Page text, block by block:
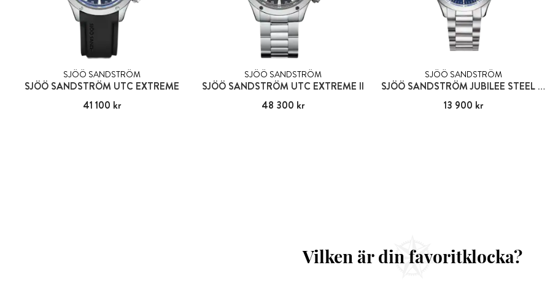
SJÖÖ SANDSTRÖM
SJÖÖ SANDSTRÖM UTC EXTREME
Pris: 41 100 kr
41 100 kr
SJÖÖ SANDSTRÖM
SJÖÖ SANDSTRÖM UTC EXTREME II
Pris:48 300 kr
48 300 kr
SJÖÖ SANDSTRÖM
SJÖÖ SANDSTRÖM JUBILEE STEEL GENT
Pris: 13 900 kr
13 900 kr
Vilken är din favoritklocka?